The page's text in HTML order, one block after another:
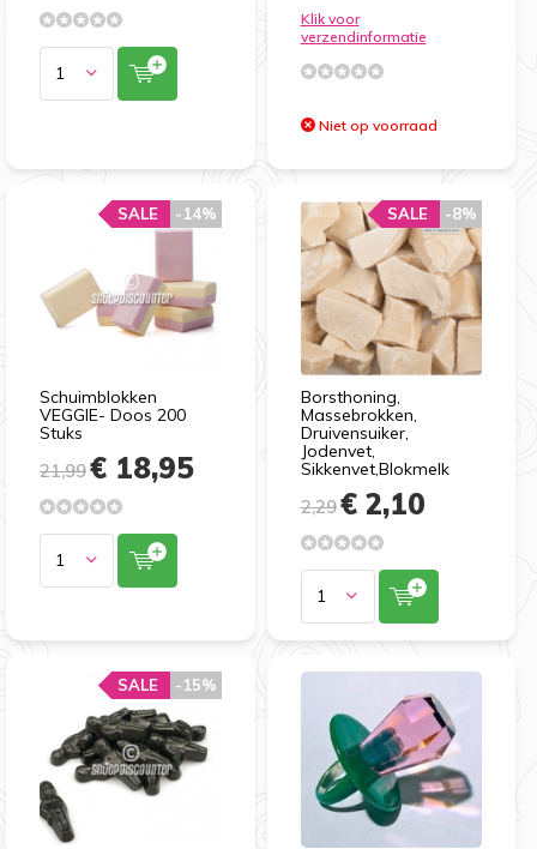
Klik voor
verzendinformatie
Niet op voorraad
Schuimblokken
VEGGIE- Doos 200
Stuks
-14%
SALE
21,99€ 18,95
Borsthoning,
Massebrokken,
Druivensuiker,
Jodenvet,
Sikkenvet,Blokmelk
-8%
SALE
2,29€ 2,10
-15%
SALE